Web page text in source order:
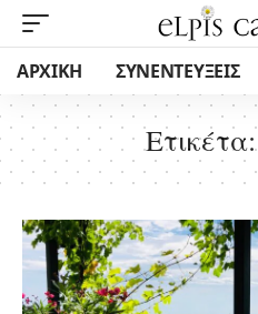
ΑΡΧΙΚΗ ΣΥΝΕΝΤΕΥΞΕΙΣ
Ετικέτα: